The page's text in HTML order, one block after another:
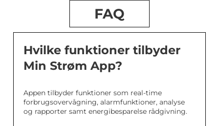
FAQ
Hvilke funktioner tilbyder
Min Strøm App?
Appen tilbyder funktioner som real-time
forbrugsovervågning, alarmfunktioner, analyse
og rapporter samt energibesparelse rådgivning.